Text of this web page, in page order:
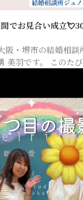
でお見合い成立
阪・堺市の結婚相談
美羽です。 このた
婚活…